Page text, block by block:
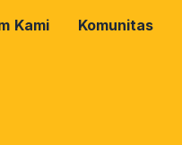
Kami Komunitas